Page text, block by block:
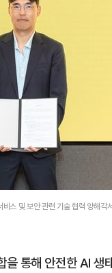
및 보안 관련 기술 협력 양해각
통해 안전한 AI 생